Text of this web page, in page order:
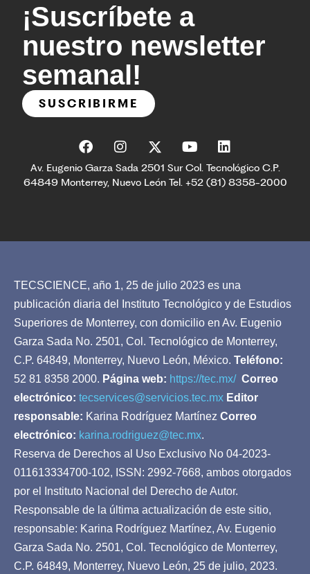
¡Suscríbete a
nuestro newsletter
semanal!
SUSCRIBIRME
Av. Eugenio Garza Sada 2501 Sur Col. Tecnológico C.P.
64849 Monterrey, Nuevo León Tel. +52 (81) 8358-2000
TECSCIENCE, año 1, 25 de julio 2023 es una
publicación diaria del Instituto Tecnológico y de Estudios
Superiores de Monterrey, con domicilio en Av. Eugenio
Garza Sada No. 2501, Col. Tecnológico de Monterrey,
C.P. 64849, Monterrey, Nuevo León, México. Teléfono:
52 81 8358 2000. Página web: https://tec.mx/ Correo
electrónico: tecservices@servicios.tec.mx Editor
responsable: Karina Rodríguez Martínez Correo
electrónico: karina.rodriguez@tec.mx.
Reserva de Derechos al Uso Exclusivo No 04-2023-
011613334700-102, ISSN: 2992-7668, ambos otorgados
por el Instituto Nacional del Derecho de Autor.
Responsable de la última actualización de este sitio,
responsable: Karina Rodríguez Martínez, Av. Eugenio
Garza Sada No. 2501, Col. Tecnológico de Monterrey,
C.P. 64849, Monterrey, Nuevo León, 25 de julio, 2023.